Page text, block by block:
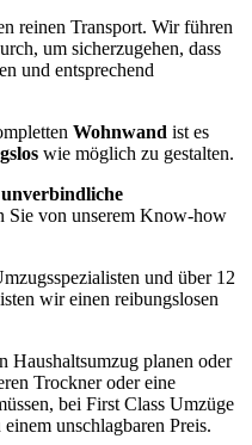
reinen Transport. Wir führen
um sicherzugehen, dass
und entsprechend
Wohnwand ist es
wie möglich zu gestalten.
Sie von unserem Know-how
und über 12
wir einen reibungslosen
Haushaltsumzug planen oder
Trockner oder eine
bei First Class Umzüge
unschlagbaren Preis.